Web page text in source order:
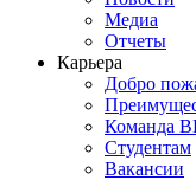
Медиа
Отчеты
Карьера
Добро
Команда
Студентам
Вакансии